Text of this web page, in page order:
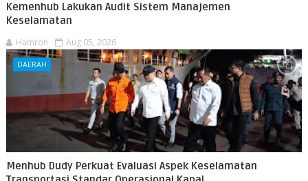
Kemenhub Lakukan Audit Sistem Manajemen
Keselamatan
Hamron Aug 05, 2026
DAERAH
Menhub Dudy Perkuat Evaluasi Aspek Keselamatan